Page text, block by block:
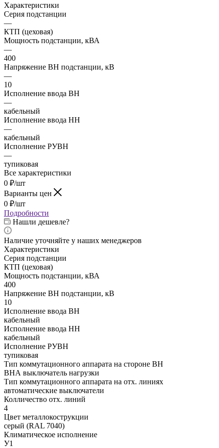
Характеристики
Серия подстанции
—
КТП (цеховая)
Мощность подстанции, кВА
—
400
Напряжение ВН подстанции, кВ
—
10
Исполнение ввода ВН
—
кабельный
Исполнение ввода НН
—
кабельный
Исполнение РУВН
—
тупиковая
Все характеристики
0 ₽/шт
Варианты цен
0 ₽/шт
Подробности
Нашли дешевле?
Наличие уточняйте у наших менеджеров
Характеристики
Серия подстанции
КТП (цеховая)
Мощность подстанции, кВА
400
Напряжение ВН подстанции, кВ
10
Исполнение ввода ВН
кабельный
Исполнение ввода НН
кабельный
Исполнение РУВН
тупиковая
Тип коммутационного аппарата на стороне ВН
ВНА выключатель нагрузки
Тип коммутационного аппарата на отх. линиях
автоматические выключатели
Колличество отх. линий
4
Цвет металлокострукции
серый (RAL 7040)
Климатическое исполнение
У1